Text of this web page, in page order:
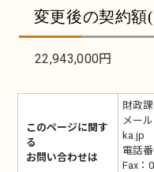
変更後の契約額
22,943,000円
このページに関す
る
お問い合わせは
財政
メー
ka.jp
電話番
Fax：